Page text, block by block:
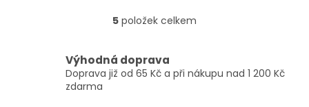
a strupovitosti u jádrového
ovoce a padlí na zelenině.
O
á
d
5 položek celkem
Výhodná doprava
Doprava již od 65 Kč a při nákupu nad 1 200 Kč
zdarma